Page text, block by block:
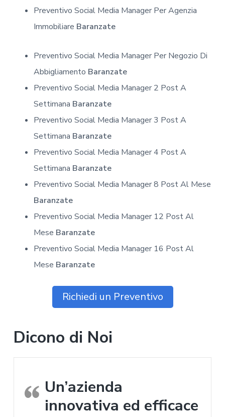
Preventivo Social Media Manager Per Agenzia
Immobiliare Baranzate
Preventivo Social Media Manager Per Negozio Di
Abbigliamento Baranzate
Preventivo Social Media Manager 2 Post A
Settimana Baranzate
Preventivo Social Media Manager 3 Post A
Settimana Baranzate
Preventivo Social Media Manager 4 Post A
Settimana Baranzate
Preventivo Social Media Manager 8 Post Al Mese
Baranzate
Preventivo Social Media Manager 12 Post Al
Mese Baranzate
Preventivo Social Media Manager 16 Post Al
Mese Baranzate
Richiedi un Preventivo
Dicono di Noi
Un’azienda
innovativa ed efficace